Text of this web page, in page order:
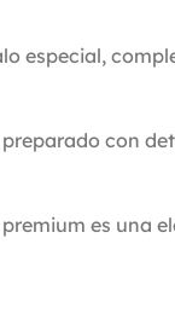
especial,
preparado con
es una